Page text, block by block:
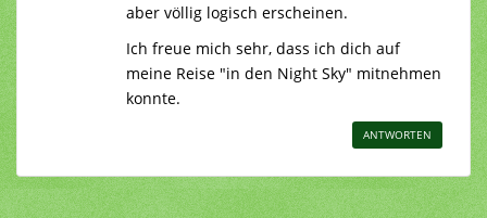
aber völlig logisch erscheinen.
Ich freue mich sehr, dass ich dich auf
meine Reise "in den Night Sky" mitnehmen
konnte.
ANTWORTEN